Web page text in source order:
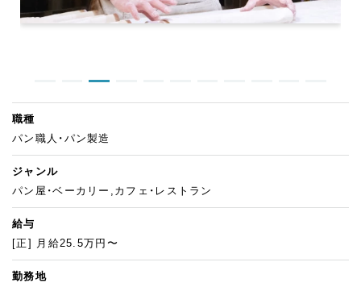
職種
パン職人・パン製造
ジャンル
パン屋・ベーカリー,カフェ・レストラン
給与
[正] 月給25.5万円〜
勤務地